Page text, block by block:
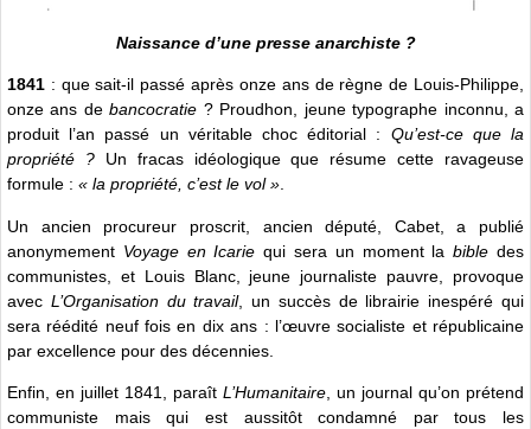
Naissance d’une presse anarchiste ?
1841 : que sait-il passé après onze ans de règne de Louis-Philippe,
onze ans debancocratie ? Proudhon, jeune typographe inconnu, a
produit l’an passé un véritable choc éditorial : Qu’est-ce que la
propriété ?Un fracas idéologique que résume cette ravageuse
formule : « la propriété, c’est le vol ».
Un ancien procureur proscrit, ancien député, Cabet, a publié
anonymement Voyage en Icarie qui sera un moment labible des
communistes, et Louis Blanc, jeune journaliste pauvre, provoque
avec L’Organisation du travail, un succès de librairie inespéré qui
sera réédité neuf fois en dix ans : l’œuvre socialiste et républicaine
par excellence pour des décennies.
Enfin, en juillet 1841, paraît L’Humanitaire , un journal qu’on prétend
communiste mais qui est aussitôt condamné par tous les